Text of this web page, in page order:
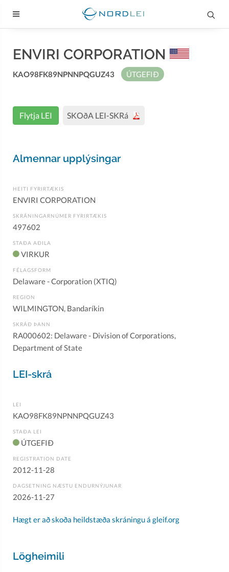
ENVIRI CORPORATION
KAO98FK89NPNNPQGUZ43 ÚTGEFIÐ
Flytja LEI SKOðA LEI-SKRá
Almennar upplýsingar
HEITI FYRIRTÆKIS
ENVIRI CORPORATION
SKRÁNINGARNÚMER FYRIRTÆKIS
497602
STAÐA AÐILA
VIRKUR
FÉLAGSFORM
Delaware - Corporation (XTIQ)
REGION
WILMINGTON, Bandaríkin
SKRÁÐ ÞANN
RA000602: Delaware - Division of Corporations,
Department of State
LEI-skrá
LEI
KAO98FK89NPNNPQGUZ43
STAÐA LEI
ÚTGEFIÐ
REGISTRATION DATE
2012-11-28
DAGSETNING NÆSTU ENDURNÝJUNAR
2026-11-27
Hægt er að skoða heildstæða skráningu á gleif.org
Lögheimili